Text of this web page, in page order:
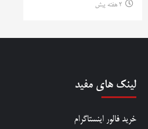
2 هفته پیش
لینک های مفید
خرید فالور اینستاگرام